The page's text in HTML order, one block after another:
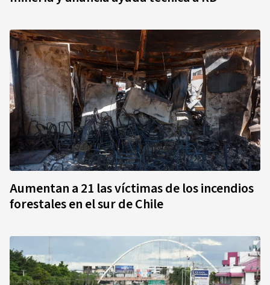
Aumentan a 21 las víctimas de los incendios
forestales en el sur de Chile